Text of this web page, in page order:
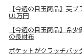
【今週の目玉商品】英
U1万円
【今週の目玉商品】希
の長財布
ポケットがクラッチバッ